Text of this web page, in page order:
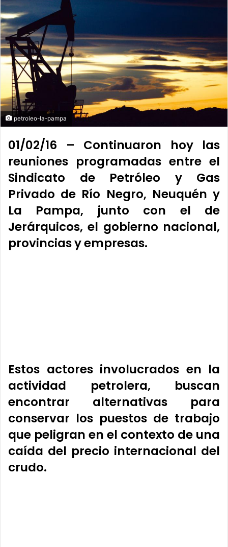
petroleo-la-pampa
01/02/16 – Continuaron hoy las
reuniones programadas entre el
Sindicato de Petróleo y Gas
Privado de Río Negro, Neuquén y
La Pampa, junto con el de
Jerárquicos, el gobierno nacional,
provincias y empresas.
Estos actores involucrados en la
actividad petrolera, buscan
encontrar alternativas para
conservar los puestos de trabajo
que peligran en el contexto de una
caída del precio internacional del
crudo.